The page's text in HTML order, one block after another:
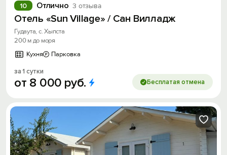
Отлично 3 отзыва
10
Отель «Sun Village» / Сан Вилладж
Гудаута, с. Хыпста
200 м до моря
Кухня
Парковка
за 1 сутки
от 8 000 руб. Бесплатая отмена